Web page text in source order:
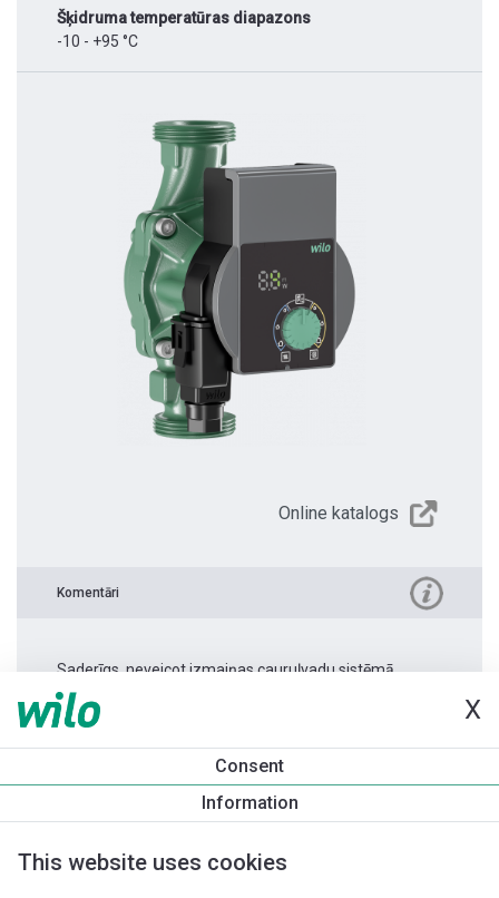
X
Consent
Information
This website uses cookies
Šķidruma temperatūras diapazons
-10 - +95 °C
Online katalogs
Komentāri
Saderīgs, neveicot izmaiņas cauruļvadu sistēmā.
Produkta informācija
Yonos PICO 30/1-4 -180 1.0